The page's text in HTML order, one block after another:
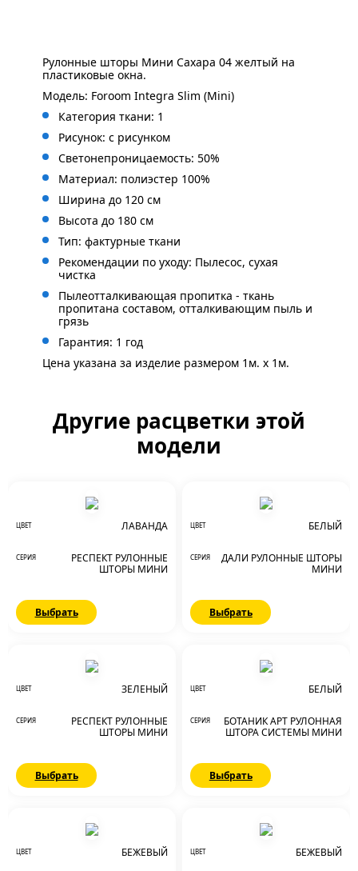
Рулонные шторы Мини Сахара 04 желтый на
пластиковые окна.
Модель: Foroom Integra Slim (Mini)
Категория ткани: 1
Рисунок: с рисунком
Светонепроницаемость: 50%
Материал: полиэстер 100%
Ширина до 120 см
Высота до 180 см
Тип: фактурные ткани
Рекомендации по уходу: Пылесос, сухая
чистка
Пылеотталкивающая пропитка - ткань
пропитана составом, отталкивающим пыль и
грязь
Гарантия: 1 год
Цена указана за изделие размером 1м. x 1м.
Другие расцветки этой
модели
ЦВЕТ ЛАВАНДА
СЕРИЯ
РЕСПЕКТ РУЛОННЫЕ
ШТОРЫ МИНИ
Выбрать
ЦВЕТ БЕЛЫЙ
СЕРИЯ
ДАЛИ РУЛОННЫЕ ШТОРЫ
МИНИ
Выбрать
ЦВЕТ ЗЕЛЕНЫЙ
СЕРИЯ
РЕСПЕКТ РУЛОННЫЕ
ШТОРЫ МИНИ
Выбрать
ЦВЕТ БЕЛЫЙ
СЕРИЯ
БОТАНИК АРТ РУЛОННАЯ
ШТОРА СИСТЕМЫ МИНИ
Выбрать
ЦВЕТ БЕЖЕВЫЙ ЦВЕТ БЕЖЕВЫЙ